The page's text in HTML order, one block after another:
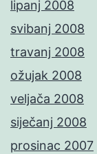
lipanj 2008
svibanj 2008
travanj 2008
ožujak 2008
veljača 2008
siječanj 2008
prosinac 2007